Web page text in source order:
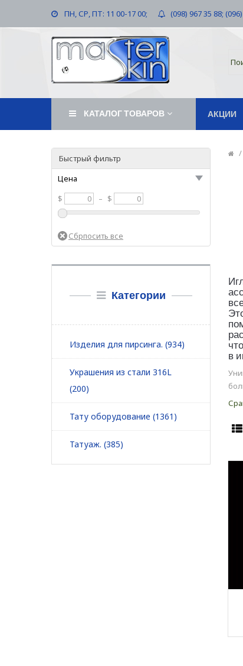
ПН, СР, ПТ: 11 00-17 00; (098) 967 35 88;
КАТАЛОГ ТОВАРОВ АКЦИИ
Быстрый фильтр
Цена
$
– $
Категории
Изделия для пирсинга. (934)
Украшения из стали 316L
(200)
Тату оборудование (1361)
Татуаж. (385)
/
в